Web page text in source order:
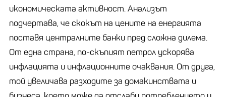
икономическата активност. Анализът
подчертава, че скокът на цените на енергията
поставя централните банки пред сложна дилема.
От една страна, по-скъпият петрол ускорява
инфлацията и инфлационните очаквания. От друга,
той увеличава разходите за домакинствата и